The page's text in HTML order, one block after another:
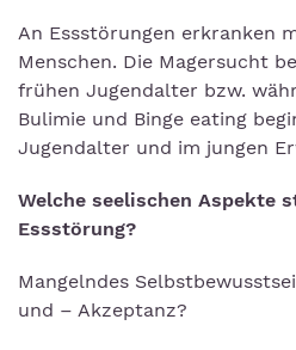
An Essstörungen erkranken
Menschen. Die Magersucht
frühen Jugendalter bzw.
Bulimie und Binge eating
Jugendalter und im jungen
Welche seelischen Aspekte
Essstörung?
Mangelndes
und – Akzeptanz?